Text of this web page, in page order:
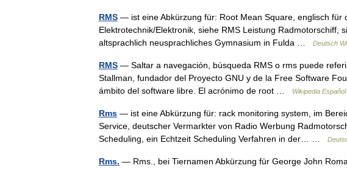
RMS — ist eine Abkürzung für: Root Mean Square, englisch für
Elektrotechnik/Elektronik, siehe RMS Leistung Radmotorschiff,
altsprachlich neusprachliches Gymnasium in Fulda …
Deutsch
RMS — Saltar a navegación, búsqueda RMS o rms puede
Stallman, fundador del Proyecto GNU y de la Free Software
ámbito del software libre. El acrónimo de root …
Wikipedia Español
Rms — ist eine Abkürzung für: rack monitoring system, im
Service, deutscher Vermarkter von Radio Werbung
Scheduling, ein Echtzeit Scheduling Verfahren in der… …
Rms. — Rms., bei Tiernamen Abkürzung für George John